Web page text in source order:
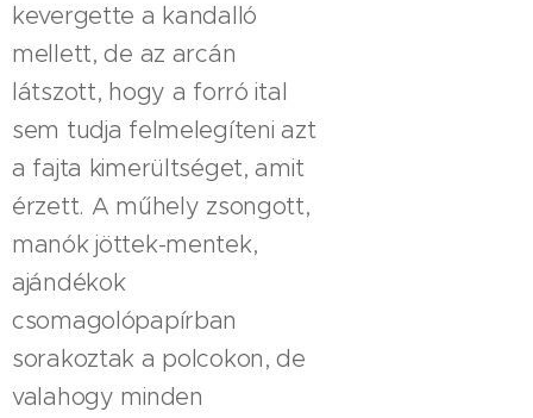
kevergette a kandalló
mellett, de az arcán
látszott, hogy a forró ital
sem tudja felmelegíteni azt
a fajta kimerültséget, amit
érzett. A műhely zsongott,
manók jöttek-mentek,
ajándékok
csomagolópapírban
sorakoztak a polcokon, de
valahogy minden